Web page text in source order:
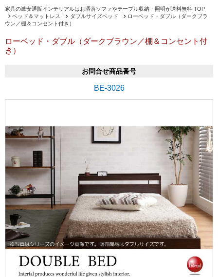
家具の激安通販インテリアルはお洒落ソファやテーブル収納・照明が送料無料 TOP
ベッド＆マットレス
ダブルサイズベッド
ローベッド・ダブル（ダークブラ
ウン／棚＆コンセント付き）
ローベッド・ダブル（ダークブラウン／棚＆コンセント付
き）
お問合せ商品番号
BE-3026